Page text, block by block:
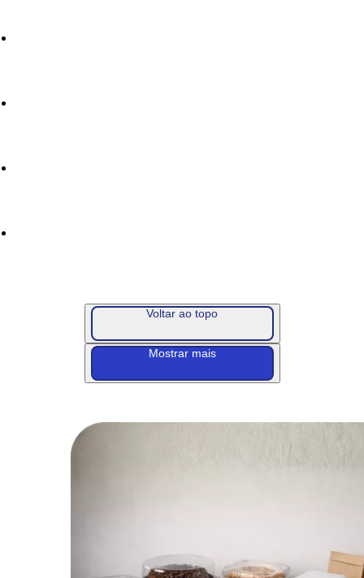
Voltar ao topo
Mostrar mais